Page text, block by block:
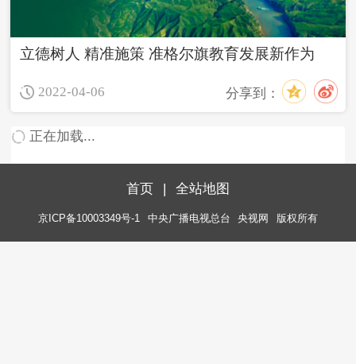
立德树人 精准施策 准格尔旗教育发展新作为
2022-04-06 分享到：
正在加载...
首页 | 全站地图
京ICP备10003349号-1 中央广播电视总台 央视网 版权所有